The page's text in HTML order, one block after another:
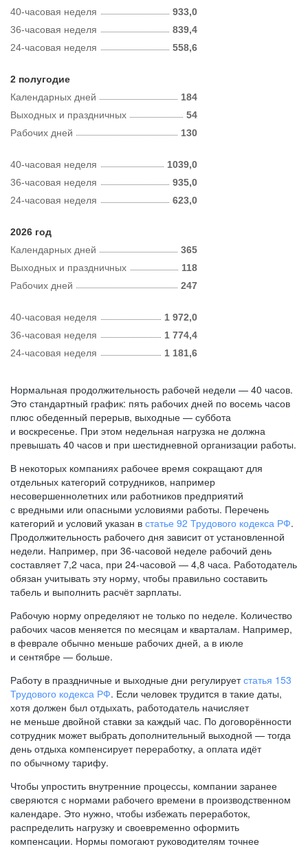
40-часовая неделя
933,0
36-часовая неделя
839,4
24-часовая неделя
558,6
2 полугодие
Календарных дней
184
Рабочих дней 130
Выходных и праздничных 54
40-часовая неделя
1039,0
36-часовая неделя
935,0
24-часовая неделя
623,0
2026 год
Календарных дней
365
Рабочих дней 247
Выходных и праздничных 118
40-часовая неделя
1 972,0
36-часовая неделя
1 774,4
24-часовая неделя
1 181,6
Нормальная продолжительность рабочей недели — 40 часов.
Это стандартный график: пять рабочих дней по восемь часов
плюс обеденный перерыв, выходные — суббота
и воскресенье. При этом недельная нагрузка не должна
превышать 40 часов и при шестидневной организации работы.
В некоторых компаниях рабочее время сокращают для
отдельных категорий сотрудников, например
несовершеннолетних или работников предприятий
с вредными или опасными условиями работы. Перечень
категорий и условий указан в статье 92 Трудового кодекса РФ.
Продолжительность рабочего дня зависит от установленной
недели. Например, при 36-часовой неделе рабочий день
составляет 7,2 часа, при 24-часовой — 4,8 часа. Работодатель
обязан учитывать эту норму, чтобы правильно составить
табель и выполнить расчёт зарплаты.
Рабочую норму определяют не только по неделе. Количество
рабочих часов меняется по месяцам и кварталам. Например,
в феврале обычно меньше рабочих дней, а в июле
и сентябре — больше.
Работу в праздничные и выходные дни регулируетстатья 153
Трудового кодекса РФ. Если человек трудится в такие даты,
хотя должен был отдыхать, работодатель начисляет
не меньше двойной ставки за каждый час. По договорённости
сотрудник может выбрать дополнительный выходной — тогда
день отдыха компенсирует переработку, а оплата идёт
по обычному тарифу.
Чтобы упростить внутренние процессы, компании заранее
сверяются с нормами рабочего времени в производственном
календаре. Это нужно, чтобы избежать переработок,
распределить нагрузку и своевременно оформить
компенсации. Нормы помогают руководителям точнее